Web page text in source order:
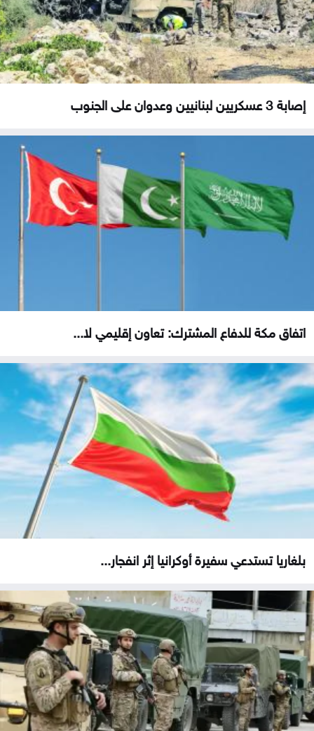
إصابة 3 عسكريين لبنانيين وعدوان على الجنوب
اتفاق مكة للدفاع المشترك: تعاون إقليمي لا...
بلغاريا تستدعي سفيرة أوكرانيا إثر انفجار...